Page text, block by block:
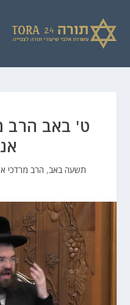
ט' באב הרב
תשעה באב, הרב מרדכי